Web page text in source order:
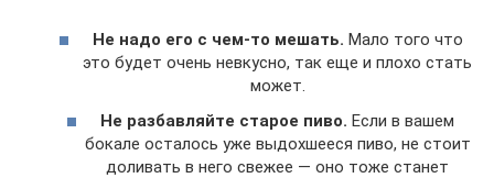
Не надо его с чем-то мешать. Мало того что
это будет очень невкусно, так еще и плохо стать
может.
Не разбавляйте старое пиво. Если в вашем
бокале осталось уже выдохшееся пиво, не стоит
доливать в него свежее — оно тоже станет